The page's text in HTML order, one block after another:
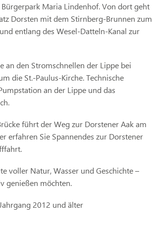
Maria Lindenhof. Von dort geht
Dorsten mit dem Stirnberg-Brunnen zum
entlang des Wesel-Datteln-Kanal zur
an den Stromschnellen der Lippe bei
die St.-Paulus-Kirche. Technische
an der Lippe und das
führt der Weg zur Dorstener Aak am
erfahren Sie Spannendes zur Dorstener
voller Natur, Wasser und Geschichte –
genießen möchten.
2012 und älter